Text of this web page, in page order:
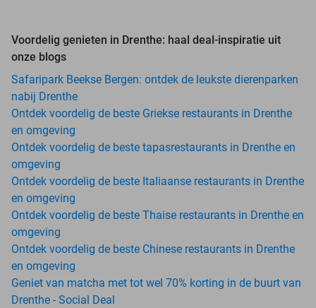
Voordelig genieten in Drenthe: haal deal-inspiratie uit
onze blogs
Safaripark Beekse Bergen: ontdek de leukste dierenparken
nabij Drenthe
Ontdek voordelig de beste Griekse restaurants in Drenthe
en omgeving
Ontdek voordelig de beste tapasrestaurants in Drenthe en
omgeving
Ontdek voordelig de beste Italiaanse restaurants in Drenthe
en omgeving
Ontdek voordelig de beste Thaise restaurants in Drenthe en
omgeving
Ontdek voordelig de beste Chinese restaurants in Drenthe
en omgeving
Geniet van matcha met tot wel 70% korting in de buurt van
Drenthe - Social Deal